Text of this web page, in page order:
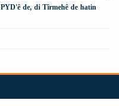
de, di Tîrmehê de hatin